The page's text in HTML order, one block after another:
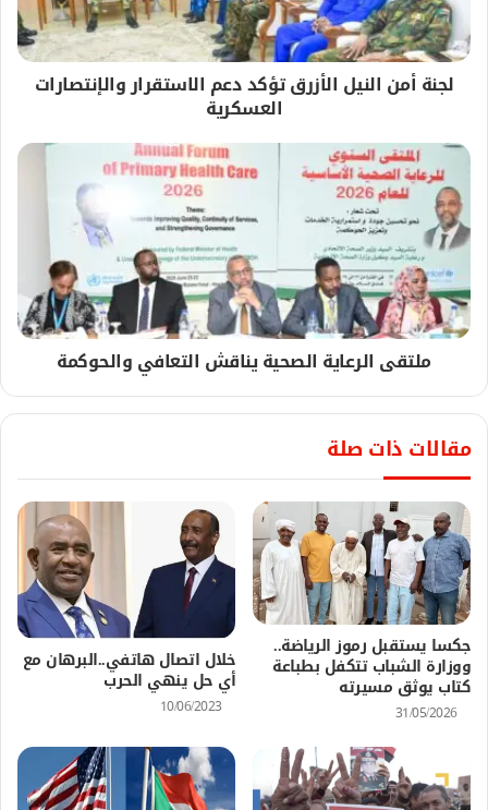
لجنة أمن النيل الأزرق تؤكد دعم الاستقرار والإنتصارات
العسكرية
ملتقى الرعاية الصحية يناقش التعافي والحوكمة
مقالات ذات صلة
جكسا يستقبل رموز الرياضة..
ووزارة الشباب تتكفل بطباعة
كتاب يوثق مسيرته
31/05/2026
خلال اتصال هاتفي..البرهان مع
أي حل ينهي الحرب
10/06/2023